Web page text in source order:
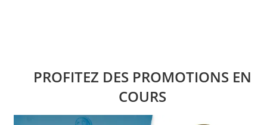
PROFITEZ DES PROMOTIONS EN
COURS